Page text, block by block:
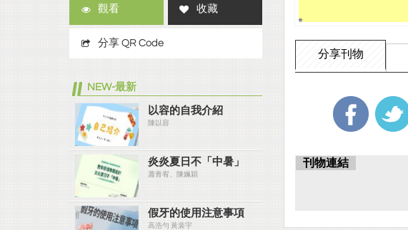
分享刊物
刊物連結
觀看 收藏
分享 QR Code
NEW-最新
以容的自我介紹
陳以容
炎炎夏⽇不「中暑」
蕭青宥、陳姵穎
假牙的使用注意事項
高浩勻 黃裴宇